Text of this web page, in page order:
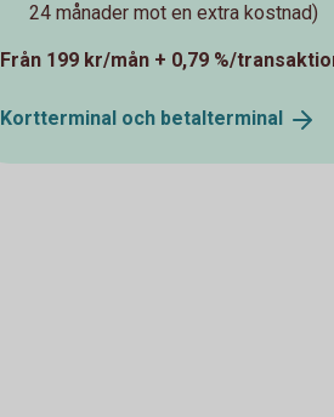
24 månader mot en extra kostnad)
Från 199 kr/mån + 0,79 %/
Kortterminal och betalterminal